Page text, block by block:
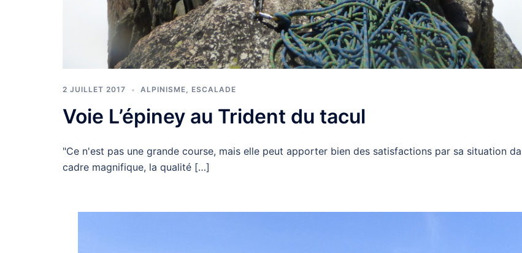
2 JUILLET 2017 ALPINISME, ESCALADE
Voie L’épiney au Trident du tacul
"Ce n'est pas une grande course, mais elle peut apporter bien des satisfactions par sa situation
cadre magnifique, la qualité […]